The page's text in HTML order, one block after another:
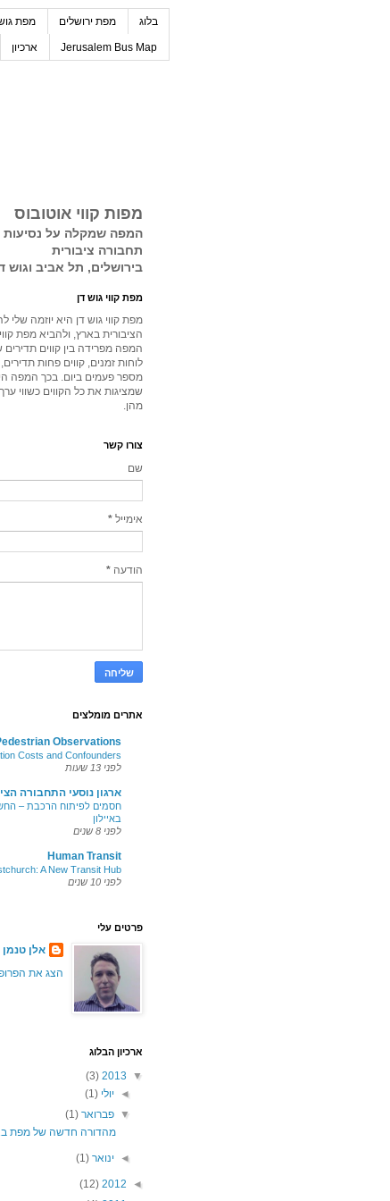
בלוג מפת ירושלים מפת
Jerusalem Bus Map ארכיון
מפות קווי אוטובוס
המפה שמקלה על נסיעות
תחבורה ציבורית
בירושלים, תל אביב וגוש
מפת קווי גוש דן
מפת קווי גוש דן היא יוזמה שלי
הציבורית בארץ, ולהביא מפת
המפה מפרידה בין קווים
לוחות זמנים, קווים פחות תדירים,
מספר פעמים ביום. בכך המפה
שמציגות את כל הקווים כשווי
מהן.
צורו קשר
שם
אימייל *
הודעה *
אתרים מומלצים
Observations
Costs and Confounders
לפני 13 שעות
ארגון נוסעי התחבורה
חסמים לפיתוח הרכבת –
באיילון
לפני 8 שנים
Human Transit
A New Transit Hub
לפני 10 שנים
פרטים עלי
אלן טנמן
הצג את
ארכיון הבלוג
▼
2013
(3)
◄ יולי(1)
▼פברואר(1)
מהדורה חדשה של מפת
◄ ינואר(1)
◄
2012
(12)